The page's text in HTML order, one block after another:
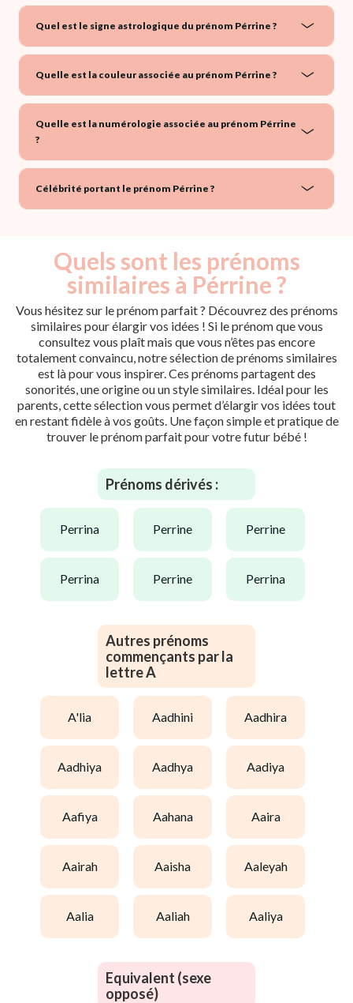
Quel est le signe astrologique du prénom Pérrine ?
Quelle est la couleur associée au prénom Pérrine ?
Quelle est la numérologie associée au prénom Pérrine
?
Célébrité portant le prénom Pérrine ?
Quels sont les prénoms
similaires à Pérrine ?
Vous hésitez sur le prénom parfait ? Découvrez des prénoms
similaires pour élargir vos idées ! Si le prénom que vous
consultez vous plaît mais que vous n’êtes pas encore
totalement convaincu, notre sélection de prénoms similaires
est là pour vous inspirer. Ces prénoms partagent des
sonorités, une origine ou un style similaires. Idéal pour les
parents, cette sélection vous permet d’élargir vos idées tout
en restant fidèle à vos goûts. Une façon simple et pratique de
trouver le prénom parfait pour votre futur bébé !
Prénoms dérivés :
perrina perrine perrine
perrina perrine perrina
Autres prénoms
commençants par la
lettre A
a'lia aadhini aadhira
aadhiya aadhya aadiya
aafiya aahana aaira
aairah aaisha aaleyah
aalia aaliah aaliya
Equivalent (sexe
opposé)